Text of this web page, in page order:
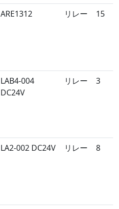
ARE1312 リレー 15
LAB4-004
DC24V
リレー 3
LA2-002 DC24V リレー 8